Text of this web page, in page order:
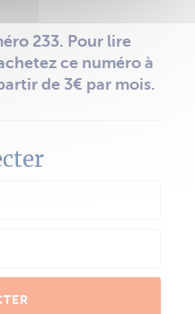
233. Pour lire
ce numéro à
de 3€ par mois.